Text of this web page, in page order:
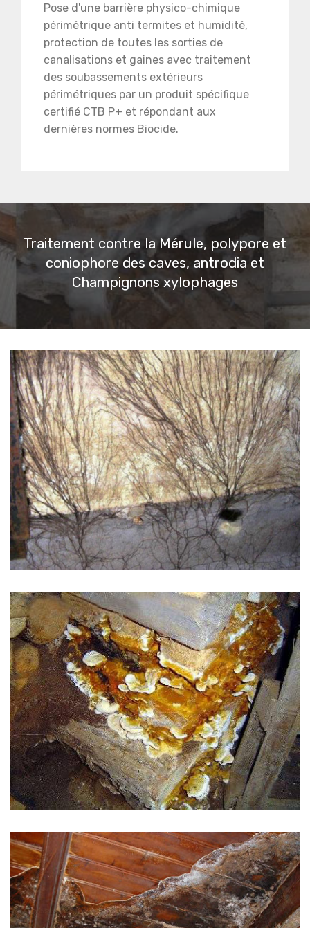
Pose d'une barrière physico-chimique
périmétrique anti termites et humidité,
protection de toutes les sorties de
canalisations et gaines avec traitement
des soubassements extérieurs
périmétriques par un produit spécifique
certifié CTB P+ et répondant aux
dernières normes Biocide.
Traitement contre la Mérule, polypore et
coniophore des caves, antrodia et
Champignons xylophages